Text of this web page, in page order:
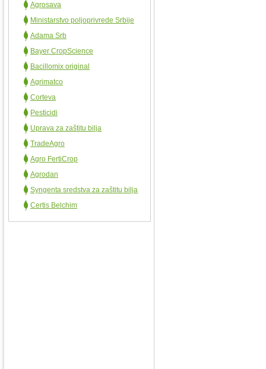
Agrosava
Ministarstvo poljoprivrede Srbije
Adama Srb
Bayer CropScience
Bacillomix original
Agrimatco
Corteva
Pesticidi
Uprava za zaštitu bilja
TradeAgro
Agro FertiCrop
Agrodan
Syngenta sredstva za zaštitu bilja
Certis Belchim